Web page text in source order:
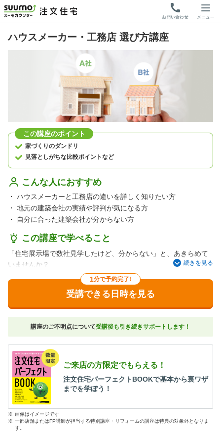
ハウスメーカー・工務店 選び方講座
この講座のポイント
家づくりのダンドリ
見落としがちな比較ポイントなど
こんな人におすすめ
・ ハウスメーカーと工務店の違いを詳しく知りたい方
・ 地元の建築会社の実績や評判が気になる方
・
自分に合った建築会社が分からない方
この講座で学べること
「住宅展示場で数社見学したけど、分からない」と、あきらめて
いませんか？
この講座に参加すると、あなたの建築会社の選び方が180度変わる
アフターサービスや契約のタイミング、見積りなど、価格や外観
デザイン以外で見落としがちな比較ポイントを徹底解説。
自分に合った建築会社を見つけるコツを教えます。
続きを見る
1分で予約完了!
受講できる日時を見る
講座のご不明点について受講後も引き続きサポートします！
ご来店の方限定でもらえる！
注文住宅パーフェクトBOOKで基本から裏ワザ
までを学ぼう！
※ 画像はイメージです
※ 一部店舗またはFP講師が担当する特別講座・リフォームの講座は特典の対象外となりま
す。